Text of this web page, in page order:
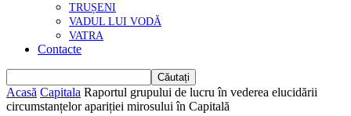
TRUȘENI
VADUL LUI VODĂ
VATRA
Contacte
Acasă Capitala Raportul grupului de lucru în vederea elucidării
circumstanțelor apariției mirosului în Capitală